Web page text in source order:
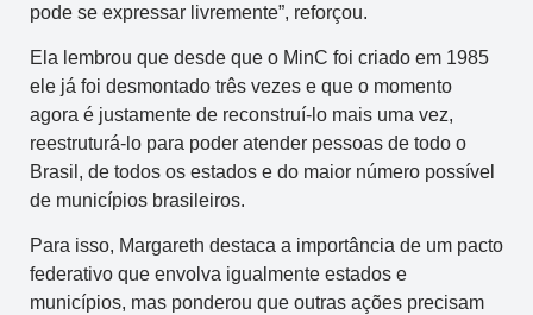
pode se expressar livremente”, reforçou.
Ela lembrou que desde que o MinC foi criado em 1985
ele já foi desmontado três vezes e que o momento
agora é justamente de reconstruí-lo mais uma vez,
reestruturá-lo para poder atender pessoas de todo o
Brasil, de todos os estados e do maior número possível
de municípios brasileiros.
Para isso, Margareth destaca a importância de um pacto
federativo que envolva igualmente estados e
municípios, mas ponderou que outras ações precisam